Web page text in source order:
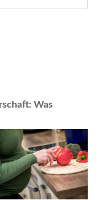
Was